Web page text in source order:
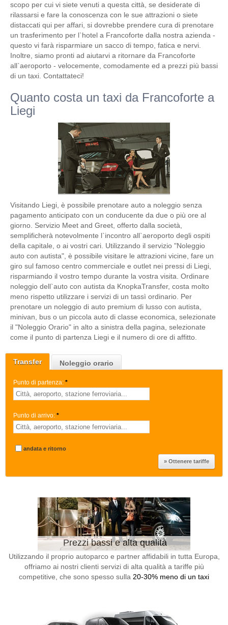
Transfer Noleggio orario
Punto di partenza: *
Punto di arrivo: *
andata e ritorno
Prezzi bassi e alta qualità
Utilizzando il proprio autoparco e partner affidabili in tutta Europa,
offriamo ai nostri clienti servizi di alta qualità a tariffe più
competitive, che sono spesso sulla 20-30% meno di un taxi
scopo per cui vi siete venuti a questa città, se desiderate di
rilassarsi e fare la conoscenza con le sue attrazioni o siete
distaccati qui per affari, si dovrebbe prendere cura di prenotare
un trasferimento per l`hotel a Francoforte dalla nostra azienda -
questo vi farà risparmiare un sacco di tempo, fatica e nervi.
Inoltre, siamo pronti ad aiutarvi a ritornare da Francoforte
all`aeroporto - velocemente, comodamente ed a prezzi più bassi
di un taxi. Contattateci!
Quanto costa un taxi da Francoforte a
Liegi
Visitando Liegi, è possibile prenotare auto a noleggio senza
pagamento anticipato con un conducente da due o più ore al
giorno. Servizio Meet and Greet, offerto dalla società,
semplificherà notevolmente l`incontro all`aeroporto degli ospiti
della capitale, o ai vostri cari. Utilizzando il servizio "Noleggio
auto con autista", è possibile visitare le attrazioni vicine, fare un
giro sul famoso centro commerciale e outlet nei pressi di Liegi,
risparmiando il vostro tempo durante la vostra visita. Ordinare
noleggio dell`auto con autista da KnopkaTransfer, costa molto
meno rispetto utilizzare i servizi di un tassì ordinario. Per
prenotare un noleggio di auto premium di lusso con autista,
minivan, bus o un piccola auto di classe economica, selezionate
il "Noleggio Orario" in alto a sinistra della pagina, selezionate
come il punto di partenza Liegi e il numero di ore di affitto.